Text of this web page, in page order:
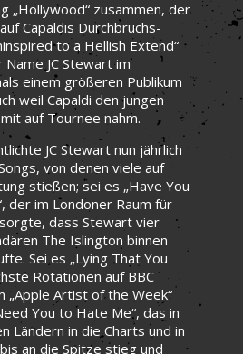
„Hollywood“ zusammen, der
Capaldis Durchbruchs-
to a Hellish Extend“
JC Stewart im
einem größeren Publikum
weil Capaldi den jungen
auf Tournee nahm.
JC Stewart nun jährlich
von denen viele auf
stießen; sei es „Have You
der im Londoner Raum für
dass Stewart vier
The Islington binnen
Sei es „Lying That You
Rotationen auf BBC
„Apple Artist of the Week“
You to Hate Me“, das in
Ländern in die Charts und in
an die Spitze stieg und